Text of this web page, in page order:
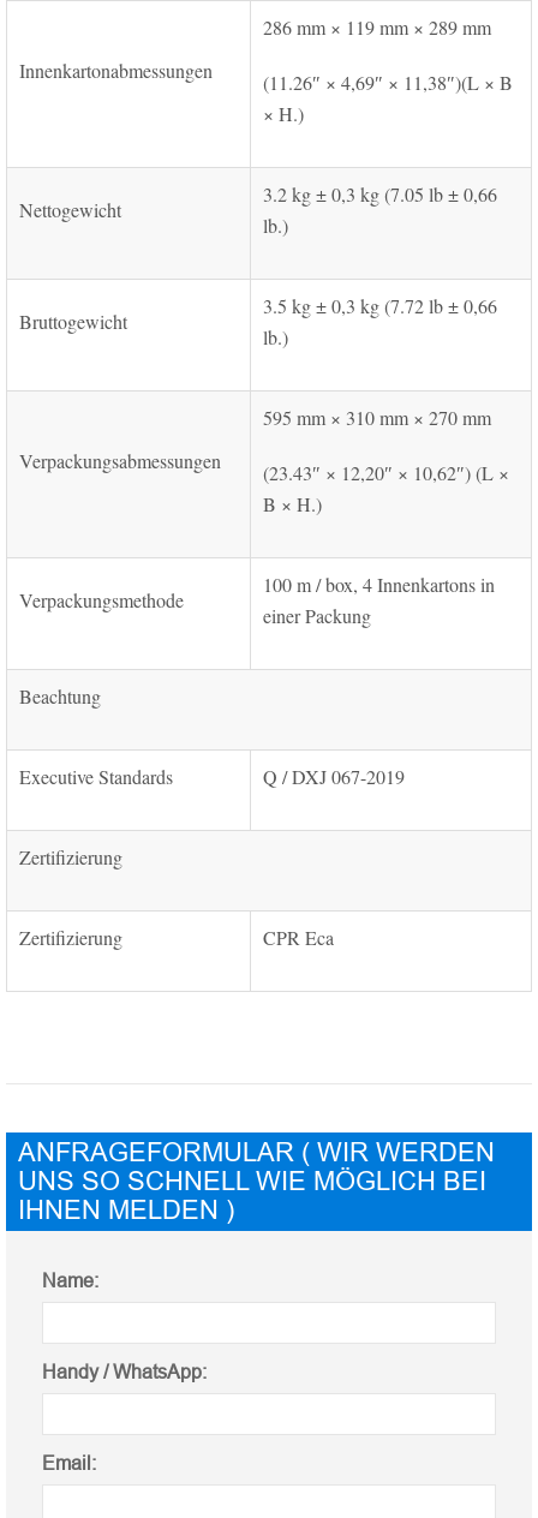
Innenkartonabmessungen
286 mm × 119 mm × 289 mm
(11.26″ × 4,69″ × 11,38″)(L × B
× H.)
Nettogewicht
3.2 kg ± 0,3 kg (7.05 lb ± 0,66
lb.)
Bruttogewicht
3.5 kg ± 0,3 kg (7.72 lb ± 0,66
lb.)
Verpackungsabmessungen
595 mm × 310 mm × 270 mm
(23.43″ × 12,20″ × 10,62″) (L ×
B × H.)
Verpackungsmethode
100 m / box, 4 Innenkartons in
einer Packung
Beachtung
Executive Standards Q / DXJ 067-2019
Zertifizierung
Zertifizierung CPR Eca
ANFRAGEFORMULAR ( WIR WERDEN
UNS SO SCHNELL WIE MÖGLICH BEI
IHNEN MELDEN )
Name:
Handy / WhatsApp:
Email: